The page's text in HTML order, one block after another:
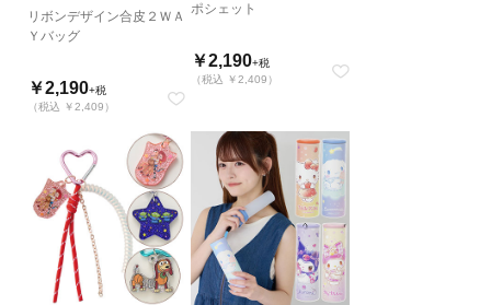
リボンデザイン合皮２ＷＡ
Ｙバッグ
￥2,190+税
（税込 ￥2,409）
ポシェット
￥2,190+税
（税込 ￥2,409）